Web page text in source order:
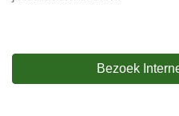
Bezoek